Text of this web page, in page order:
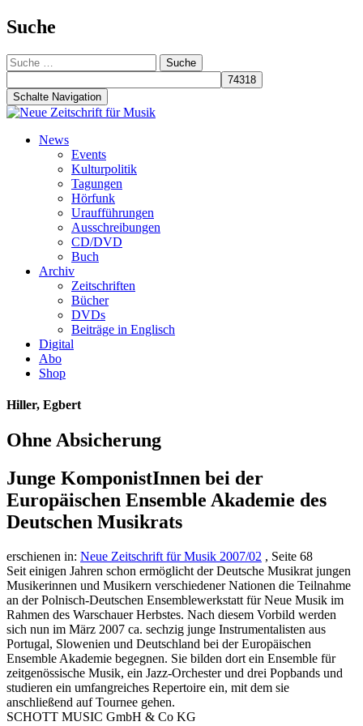
Suche
Suche
nach:
Schalte Navigation
Zum
News
Events
Kulturpolitik
Tagungen
Hörfunk
Uraufführungen
Ausschreibungen
CD/DVD
Buch
Archiv
Zeitschriften
Bücher
DVDs
Beiträge in Englisch
Digital
Abo
Shop
Hiller, Egbert
Ohne Absicherung
Junge KomponistInnen bei der
Europäischen Ensemble Akademie des
Deutschen Musikrats
erschienen in: Neue Zeitschrift für Musik 2007/02 , Seite 68
Seit einigen Jahren schon ermöglicht der Deutsche Musikrat jungen
Musikerinnen und Musikern verschiedener Nationen die Teilnahme
an der Polnisch-Deutschen Ensemblewerkstatt für Neue Musik im
Rahmen des Warschauer Herbstes. Nach diesem Vorbild werden
sich nun im März 2007 ca. sechzig junge Instrumentalisten aus
Portugal, Slowenien und Deutschland bei der Europäischen
Ensemble Akademie begegnen. Sie bilden dort ein Ensemble für
zeitgenössische Musik, ein Jazz-Orchester und drei Popbands und
studieren ein umfangreiches Repertoire ein, mit dem sie
anschließend auf Tournee gehen.
SCHOTT MUSIC GmbH & Co KG